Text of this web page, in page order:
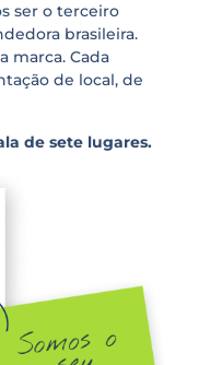
ser o terceiro
brasileira.
marca. Cada
de local, de
de sete lugares.